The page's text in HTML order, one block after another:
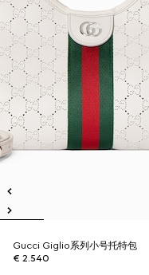
Gucci Giglio系列小号托特包
€ 2.540